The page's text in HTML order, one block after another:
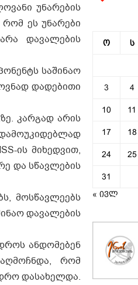
უნარების
ეს უნარები
დავალების
სა­ში­ნაო
და­დე­ბი­თი
კარ­გად არის
ის მი­ხედ­ვით,
და სწავ­ლე­ბი­ს
მოსწავლეებს
დავალების
ანდომებენ
რომ
დასახელდა.
ო ს
3 4
10 11
17 18
24 25
31
« ივლ